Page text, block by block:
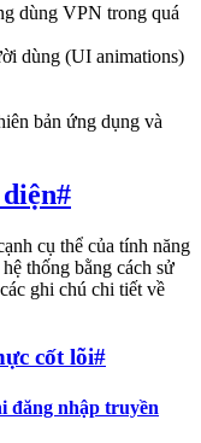
dùng VPN trong quá
dùng (UI animations)
bản ứng dụng và
#
cụ thể của tính năng
thống bằng cách sử
ghi chú chi tiết về
cốt lõi#
đăng nhập truyền